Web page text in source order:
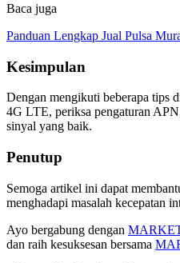
Baca juga
Panduan Lengkap Jual Pulsa
Kesimpulan
Dengan mengikuti beberapa tips
4G LTE, periksa pengaturan
sinyal yang baik.
Penutup
Semoga artikel ini dapat
menghadapi masalah kecepatan
Ayo bergabung dengan
dan raih kesuksesan bersama